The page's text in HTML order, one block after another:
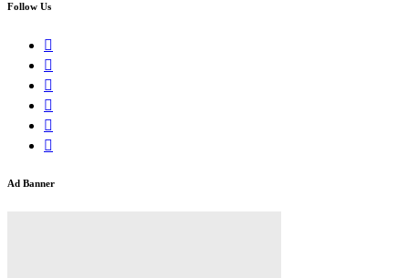
Follow Us
Ad Banner